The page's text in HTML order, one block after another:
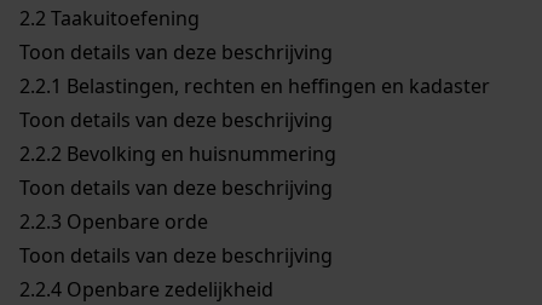
2.2 Taakuitoefening
Toon details van deze beschrijving
2.2.1 Belastingen, rechten en heffingen en kadaster
Toon details van deze beschrijving
2.2.2 Bevolking en huisnummering
Toon details van deze beschrijving
2.2.3 Openbare orde
Toon details van deze beschrijving
2.2.4 Openbare zedelijkheid